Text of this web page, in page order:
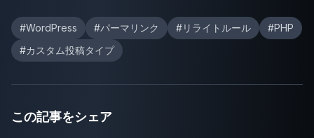
#WordPress #パーマリンク #リライトルール
#PHP
#カスタム投稿タイプ
この記事をシェア